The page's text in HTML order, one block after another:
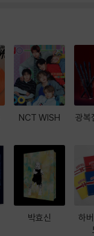
NCT WISH
박효신
광복
하